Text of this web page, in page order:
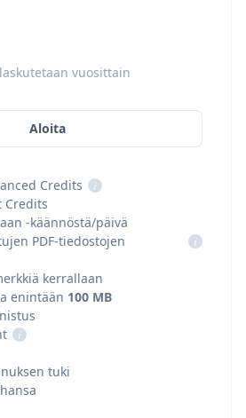
vuosittain
Aloita
Credits
i
Credits
-käännöstä/päivä
PDF-tiedostojen
i
kerrallaan
enintään 100 MB
i
tuki